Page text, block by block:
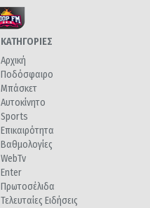
ΚΑΤΗΓΟΡΙΕΣ
Αρχική
Ποδόσφαιρο
Μπάσκετ
Αυτοκίνητο
Sports
Επικαιρότητα
Βαθμολογίες
WebTv
Enter
Πρωτοσέλιδα
Τελευταίες Ειδήσεις